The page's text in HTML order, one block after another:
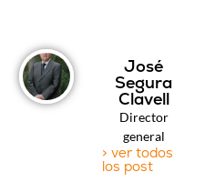
José
Segura
Clavell
Director
general
> ver todos
los post